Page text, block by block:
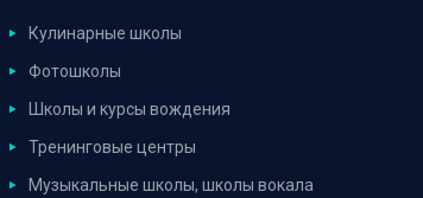
Кулинарные школы
Фотошколы
Школы и курсы вождения
Тренинговые центры
Музыкальные школы, школы вокала